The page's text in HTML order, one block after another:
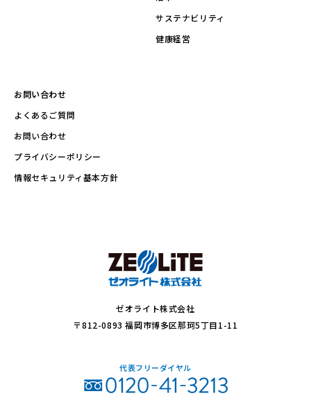
サステナビリティ
健康経営
お問い合わせ
よくあるご質問
お問い合わせ
プライバシーポリシー
情報セキュリティ基本方針
ゼオライト株式会社
〒812-0893 福岡市博多区那珂5丁目1-11
代表フリーダイヤル